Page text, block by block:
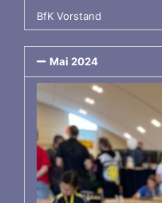
BfK Vorstand
Mai 2024